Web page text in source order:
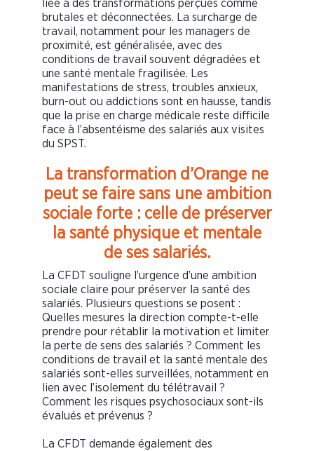
liée à des transformations perçues comme
brutales et déconnectées. La surcharge de
travail, notamment pour les managers de
proximité, est généralisée, avec des
conditions de travail souvent dégradées et
une santé mentale fragilisée. Les
manifestations de stress, troubles anxieux,
burn-out ou addictions sont en hausse, tandis
que la prise en charge médicale reste difficile
face à l’absentéisme des salariés aux visites
du SPST.
La transformation d’Orange ne
peut se faire sans une ambition
sociale forte : celle de préserver
la santé physique et mentale
de ses salariés.
La CFDT souligne l’urgence d’une ambition
sociale claire pour préserver la santé des
salariés. Plusieurs questions se posent :
Quelles mesures la direction compte-t-elle
prendre pour rétablir la motivation et limiter
la perte de sens des salariés ? Comment les
conditions de travail et la santé mentale des
salariés sont-elles surveillées, notamment en
lien avec l’isolement du télétravail ?
Comment les risques psychosociaux sont-ils
évalués et prévenus ?
La CFDT demande également des